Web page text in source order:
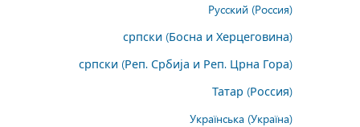
Русский (Россия)
српски (Босна и Херцеговина)
српски (Реп. Србија и Реп. Црна Гора)
Татар (Россия)
Українська (Україна)